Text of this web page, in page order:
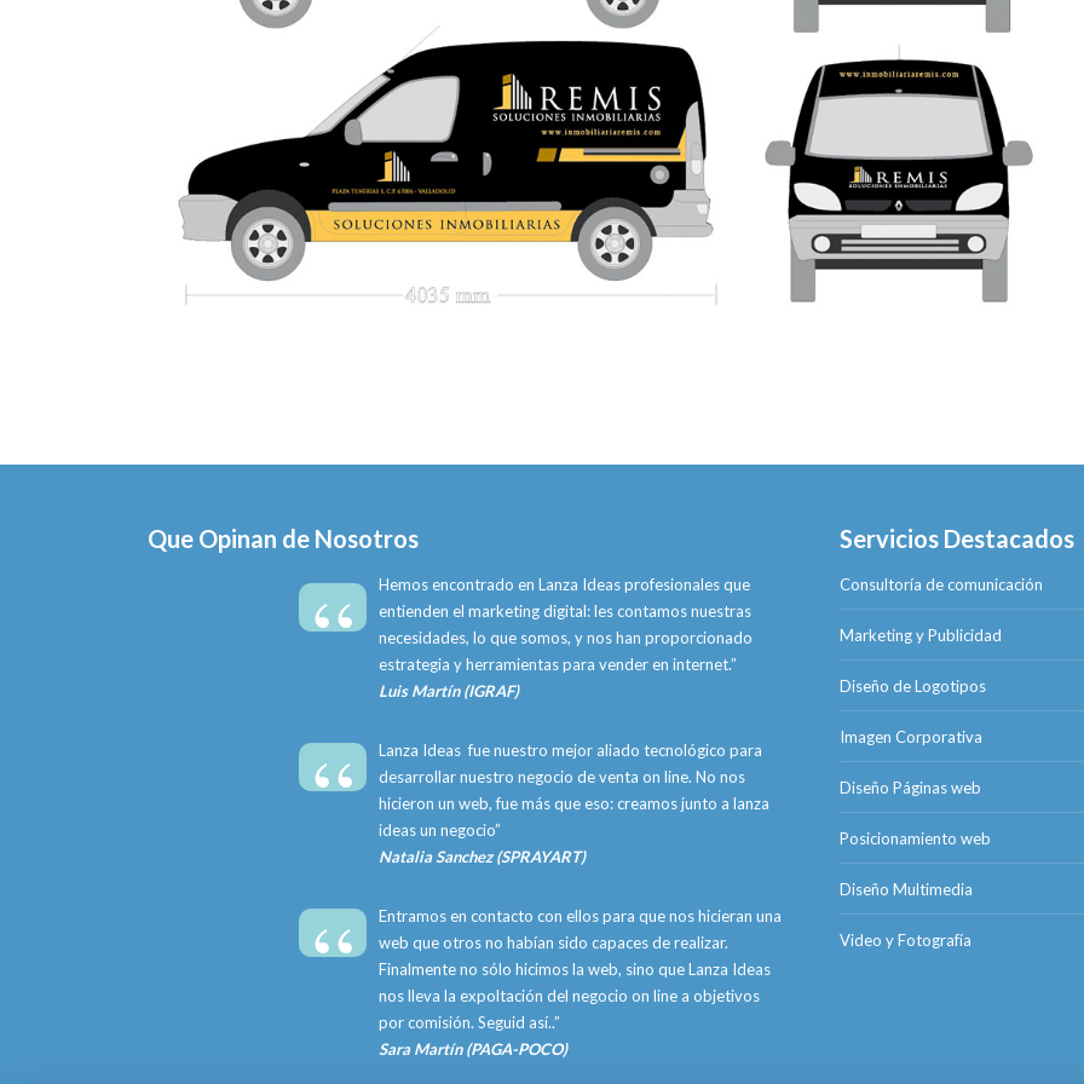
Que Opinan de Nosotros
“
Hemos encontrado en Lanza Ideas profesionales que
entienden el marketing digital: les contamos nuestras
necesidades, lo que somos, y nos han proporcionado
estrategia y herramientas para vender en internet.”
Luis Martín (IGRAF)
“
Lanza Ideas fue nuestro mejor aliado tecnológico para
desarrollar nuestro negocio de venta on line. No nos
hicieron un web, fue más que eso: creamos junto a lanza
ideas un negocio”
Natalia Sanchez (SPRAYART)
“
Entramos en contacto con ellos para que nos hicieran una
web que otros no habían sido capaces de realizar.
Finalmente no sólo hicimos la web, sino que Lanza Ideas
nos lleva la expoltación del negocio on line a objetivos
por comisión. Seguid así..”
Sara Martín (PAGA-POCO)
Servicios Destacados
Consultoría de comunicación
Marketing y Publicidad
Diseño de Logotipos
Imagen Corporativa
Diseño Páginas web
Posicionamiento web
Diseño Multimedia
Video y Fotografía